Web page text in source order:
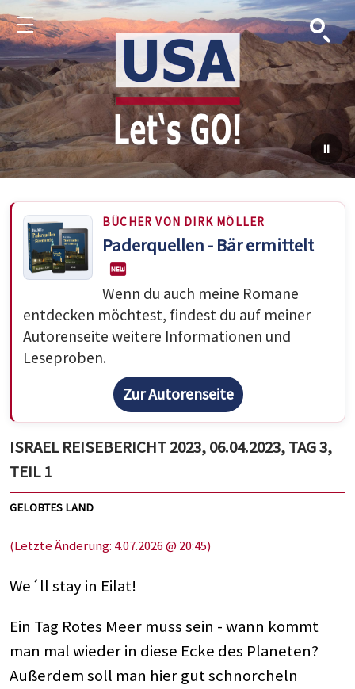
Menu Suche
BÜCHER VON DIRK MÖLLER
Paderquellen - Bär ermittelt
Wenn du auch meine Romane
entdecken möchtest, findest du auf meiner
Autorenseite weitere Informationen und
Leseproben.
Zur Autorenseite
ISRAEL REISEBERICHT 2023, 06.04.2023, TAG 3,
TEIL 1
GELOBTES LAND
(Letzte Änderung: 4.07.2026 @ 20:45)
We´ll stay in Eilat!
Ein Tag Rotes Meer muss sein - wann kommt
man mal wieder in diese Ecke des Planeten?
Außerdem soll man hier gut schnorcheln